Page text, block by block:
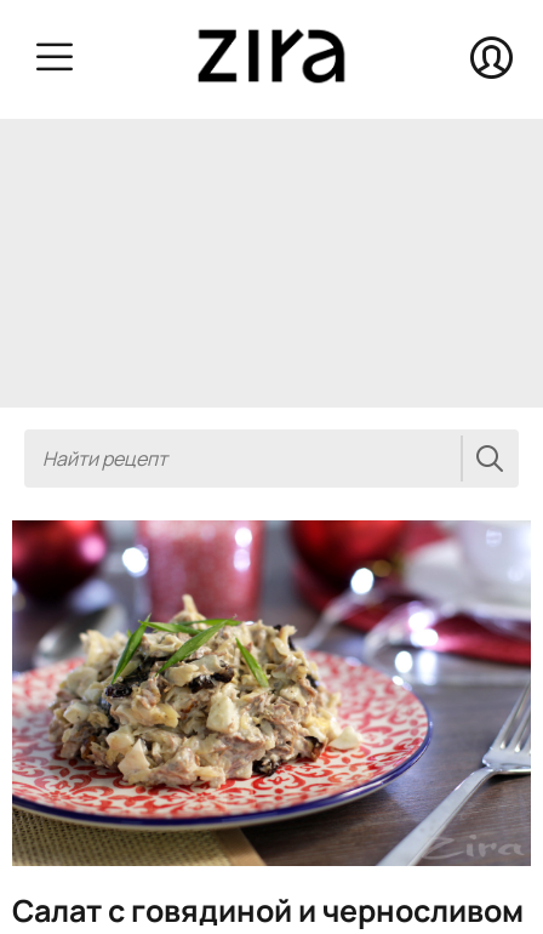
Салат с говядиной и черносливом